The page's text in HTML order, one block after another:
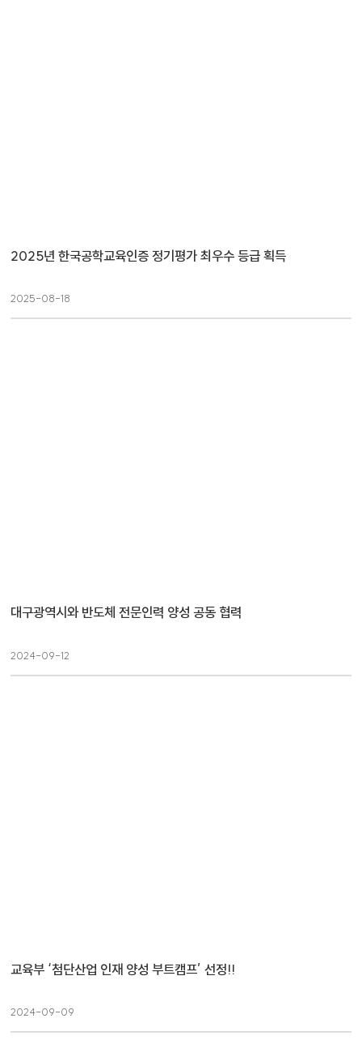
2025년 한국공학교육인증 정기평가 최우수 등급 획득
2025-08-18
대구광역시와 반도체 전문인력 양성 공동 협력
2024-09-12
교육부 ‘첨단산업 인재 양성 부트캠프’ 선정!!
2024-09-09